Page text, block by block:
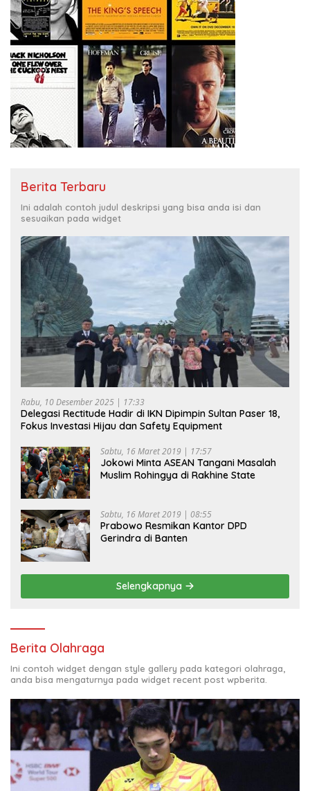
Berita Terbaru
Ini adalah contoh judul deskripsi yang bisa anda isi dan
sesuaikan pada widget
Rabu, 10 Desember 2025 | 17:33
Delegasi Rectitude Hadir di IKN Dipimpin Sultan Paser 18,
Fokus Investasi Hijau dan Safety Equipment
Sabtu, 16 Maret 2019 | 17:57
Jokowi Minta ASEAN Tangani Masalah
Muslim Rohingya di Rakhine State
Sabtu, 16 Maret 2019 | 08:55
Prabowo Resmikan Kantor DPD
Gerindra di Banten
Selengkapnya
Berita Olahraga
Ini contoh widget dengan style gallery pada kategori olahraga,
anda bisa mengaturnya pada widget recent post wpberita.